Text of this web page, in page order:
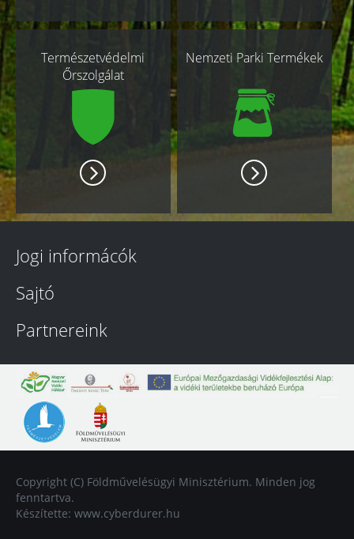
Természetvédelmi
Őrszolgálat
Nemzeti Parki Termékek
Jogi informácók
Sajtó
Partnereink
Copyright (C) Földművelésügyi Minisztérium. Minden jog
fenntartva.
Készítette: www.cyberdurer.hu